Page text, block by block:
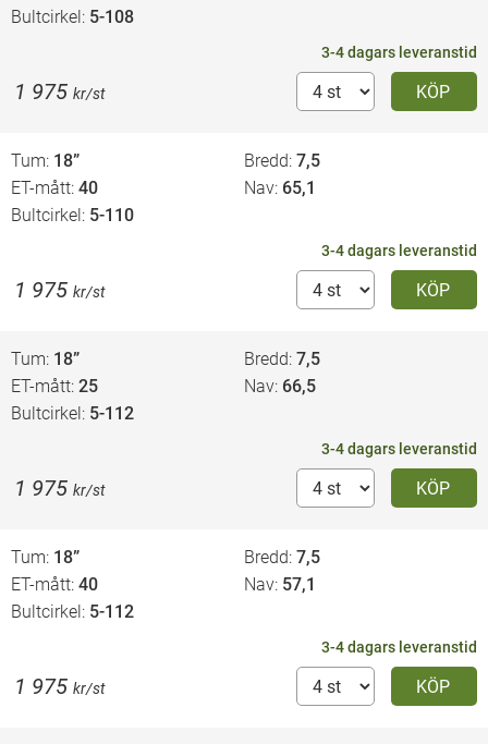
Bultcirkel 5-108
3-4 dagars leveranstid
KÖP
1 975 kr/st
Tum 18” Bredd 7,5
ET-mått 40 Nav 65,1
Bultcirkel 5-110
3-4 dagars leveranstid
KÖP
1 975 kr/st
Tum 18” Bredd 7,5
ET-mått 25 Nav 66,5
Bultcirkel 5-112
3-4 dagars leveranstid
KÖP
1 975 kr/st
Tum 18” Bredd 7,5
ET-mått 40 Nav 57,1
Bultcirkel 5-112
3-4 dagars leveranstid
KÖP
1 975 kr/st